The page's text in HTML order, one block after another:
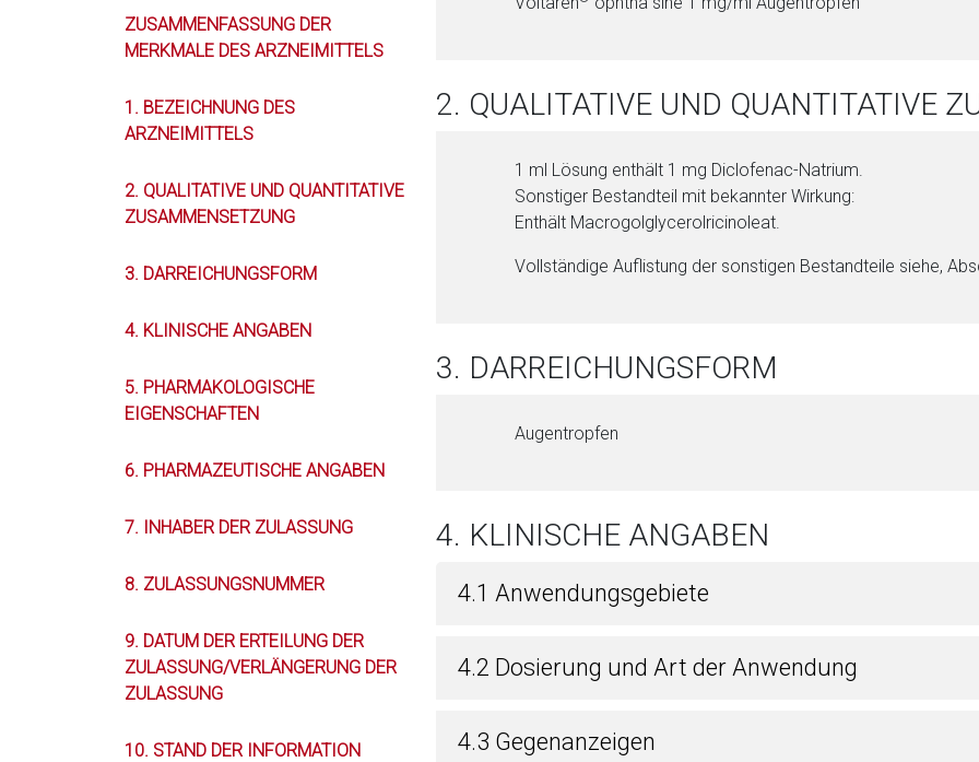
ZUSAMMENFASSUNG DER
MERKMALE DES ARZNEIMITTELS
1. BEZEICHNUNG DES
ARZNEIMITTELS
2. QUALITATIVE UND QUANTITATIVE
ZUSAMMENSETZUNG
3. DARREICHUNGSFORM
4. KLINISCHE ANGABEN
5. PHARMAKOLOGISCHE
EIGENSCHAFTEN
6. PHARMAZEUTISCHE ANGABEN
7. INHABER DER ZULASSUNG
8. ZULASSUNGSNUMMER
9. DATUM DER ERTEILUNG DER
ZULASSUNG/VERLÄNGERUNG DER
ZULASSUNG
10. STAND DER INFORMATION
2. QUALITATIVE UND QUANTITATIVE
1 ml Lö­sung enthält 1 mg Di­clo­fenac-Na­tri­um.
Sonstiger Be­stand­teil mit bekannter Wirkung:
Enthält Ma­cro­gol­gly­ce­rol­ri­cin­ole­at.
Vollständige Auflistung der sonstigen Be­stand­tei­le siehe,
3. DARREICHUNGSFORM
Augentropfen
4. KLINISCHE ANGABEN
4.1 Anwendungsgebiete
4.2 Dosierung und Art der Anwendung
4.3 Gegenanzeigen